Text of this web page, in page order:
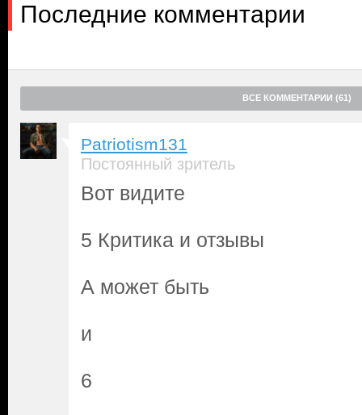
Последние комментарии
ВСЕ КОММЕНТАРИИ (61)
Patriotism131
Постоянный зритель
Вот видите
5 Критика и отзывы
А может быть
и
6